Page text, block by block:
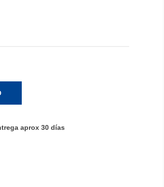
aprox 30 días